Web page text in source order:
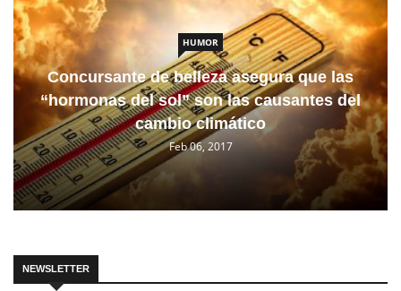
HUMOR
Concursante de belleza asegura que las
“hormonas del sol” son las causantes del
cambio climático
Feb 06, 2017
NEWSLETTER